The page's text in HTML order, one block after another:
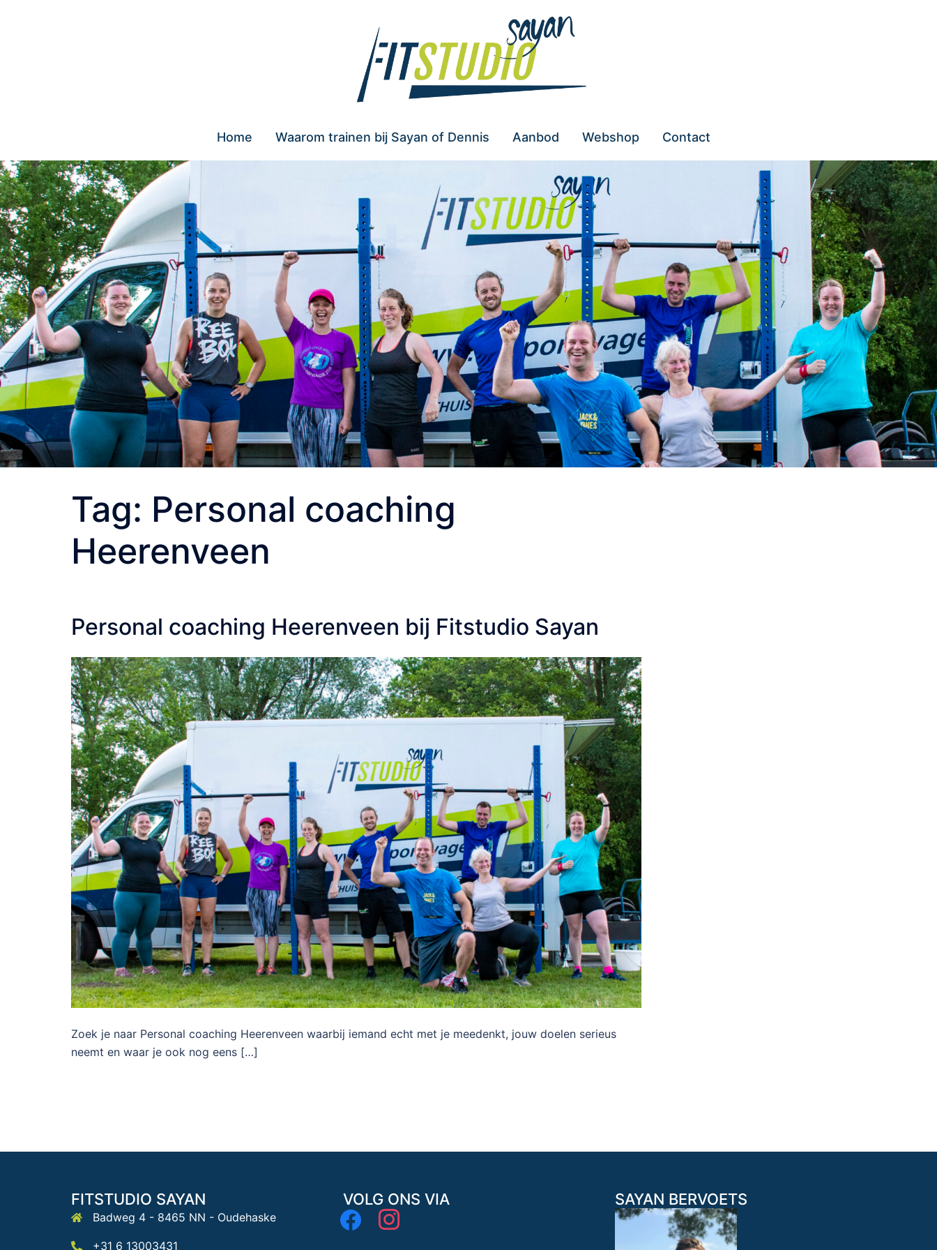
Home Waarom trainen bij Sayan of Dennis Aanbod Webshop Contact
Tag: Personal coaching
Heerenveen
Personal coaching Heerenveen bij Fitstudio Sayan
Zoek je naar Personal coaching Heerenveen waarbij iemand echt met je meedenkt, jouw doelen serieus
neemt en waar je ook nog eens […]
FITSTUDIO SAYAN
Badweg 4 - 8465 NN - Oudehaske
+31 6 13003431
VOLG ONS VIA
facebookinstagram
SAYAN BERVOETS